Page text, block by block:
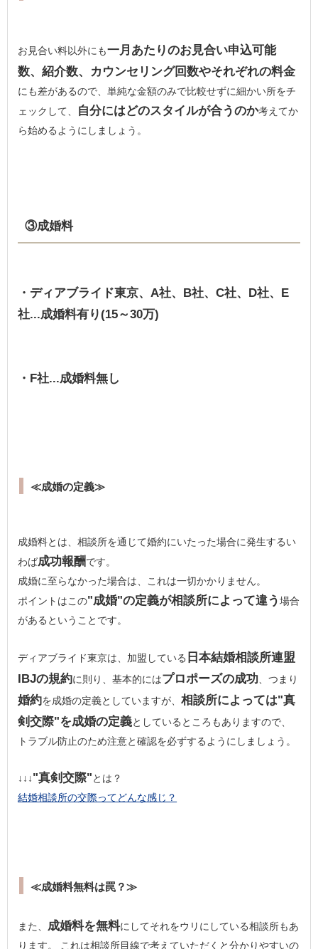
お見合い料以外にも一月あたりのお見合い申込可能
数、紹介数、カウンセリング回数やそれぞれの料金
にも差があるので、単純な金額のみで比較せずに細かい所をチ
ェックして、
自分にはどのスタイルが合うのか考えてか
ら始めるようにしましょう。
③成婚料
・ディアブライド東京、A社、B社、C社、D社、E
社...成婚料有り(15～30万)
・F社...成婚料無し
≪成婚の定義≫
成婚料とは、相談所を通じて婚約にいたった場合に発生するい
わば成功報酬です。
成婚に至らなかった場合は、これは一切かかりません。
ポイントはこの"成婚"の定義が相談所によって違う場合
があるということです。
ディアブライド東京は、加盟している 日本結婚相談所連盟
IBJの規約に則り、基本的にはプロポーズの成功 、つまり
婚約を成婚の定義としていますが、相談所によっては"真
剣交際"を成婚の定義としているところもありますので、
トラブル防止のため注意と確認を必ずするようにしましょう。
↓↓↓"真剣交際"とは？
結婚相談所の交際ってどんな感じ？
≪成婚料無料は罠？≫
また、 成婚料を無料にしてそれをウリにしている相談所もあ
ります。 これは相談所目線で考えていただくと分かりやすいの